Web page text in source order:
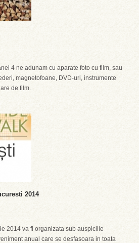
4 ne adunam cu aparate foto cu film, sau
magnetofoane, DVD-uri, instrumente
de film.
2014
2014 va fi organizata sub auspiciile
anual care se desfasoara in toata